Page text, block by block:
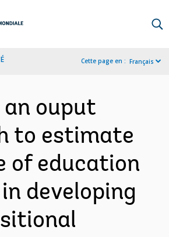
Cette page en : Français
an ouput
to estimate
of education
developing